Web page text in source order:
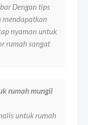
Dengan tips
mendapatkan
nyaman untuk
rumah sangat
rumah mungil
untuk rumah